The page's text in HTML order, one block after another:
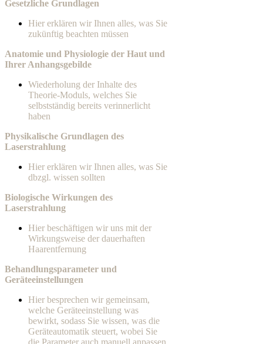
Gesetzliche Grundlagen
Hier erklären wir Ihnen alles, was Sie
zukünftig beachten müssen
Anatomie und Physiologie der Haut und
Ihrer Anhangsgebilde
Wiederholung der Inhalte des
Theorie-Moduls, welches Sie
selbstständig bereits verinnerlicht
haben
Physikalische Grundlagen des
Laserstrahlung
Hier erklären wir Ihnen alles, was Sie
dbzgl. wissen sollten
Biologische Wirkungen des
Laserstrahlung
Hier beschäftigen wir uns mit der
Wirkungsweise der dauerhaften
Haarentfernung
Behandlungsparameter und
Geräteeinstellungen
Hier besprechen wir gemeinsam,
welche Geräteeinstellung was
bewirkt, sodass Sie wissen, was die
Geräteautomatik steuert, wobei Sie
die Parameter auch manuell anpassen